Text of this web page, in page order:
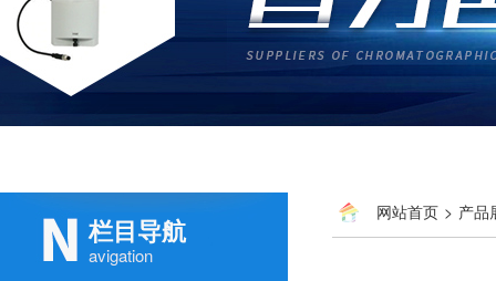
栏目导航
avigation
网站首页 > 产品